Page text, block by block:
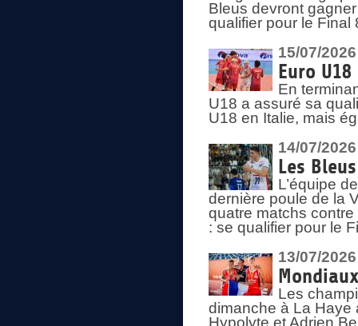
Bleus devront
qualifier pour le Final
15/07/2026
Euro
En
U18 a assuré sa
U18 en Italie, mais
14/07/2026
Les
L’équipe
dernière poule de la
quatre matchs
: se qualifier pour le
13/07/2026
Les
dimanche à La Haye
Hypolyte et Adrien